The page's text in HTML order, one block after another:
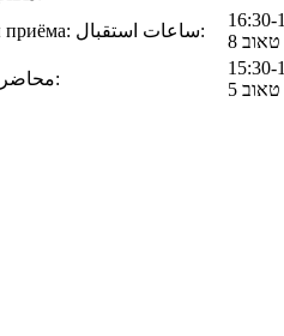
приёма: ساعات استقبال:
טאוב 8
محاضرات:
טאוב 5